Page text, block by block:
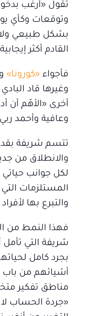
تقول «أرغب
وتوقعات وكأي
بشكل طبيعي
القادم أكثر
فأجواء «كورونا»
وغيرها قاد
أخرى «الأهّم أن
وعافية وأحمد
تتسم شريفة
والانطلاق من
لكل جوانب
المستلزمات التي
والتبرع بها
فهذا النمط من
شريفة التي تأمل
بجرد كامل
أشيائهم من باب
مناطق تفكير
«جردة الحساب لا